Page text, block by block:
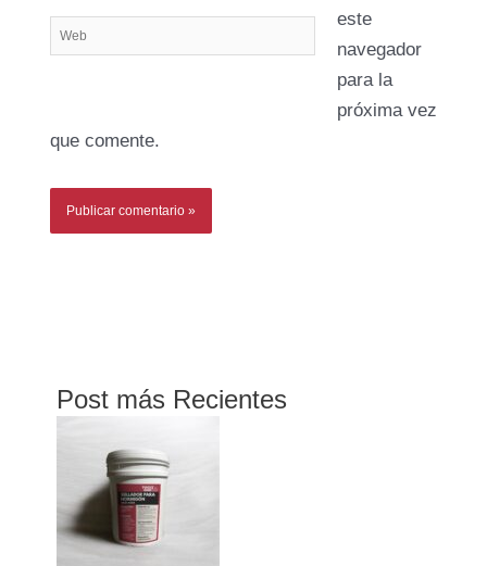
Web
este
navegador
para la
próxima vez
que comente.
Post más Recientes